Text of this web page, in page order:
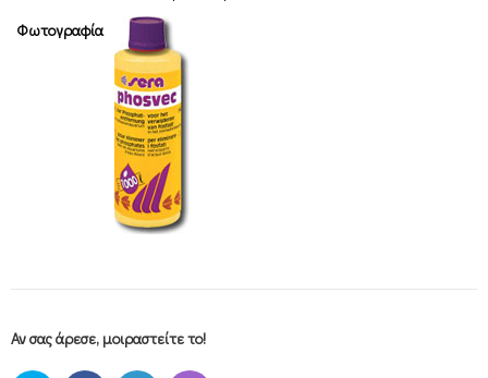
Φωτογραφία
Αν σας άρεσε, μοιραστείτε το!